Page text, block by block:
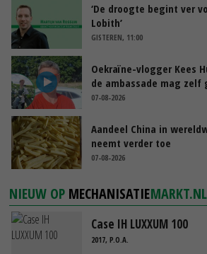
‘De droogte begint ver
Lobith’
GISTEREN, 11:00
Oekraïne-vlogger Kees
de ambassade mag zelf
07-08-2026
Aandeel China in
neemt verder toe
07-08-2026
NIEUW OP MECHANISATIEMARKT.NL
Case IH LUXXUM 100
2017, P.O.A.